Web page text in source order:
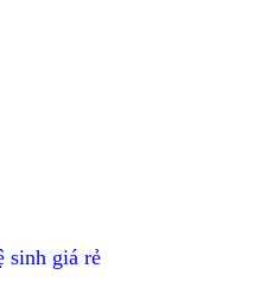
sinh giá rẻ